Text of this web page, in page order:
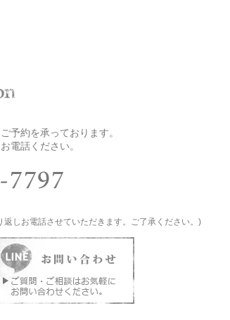
予約を承っております。
電話ください。
しお電話させていただきます。ご了承ください。)